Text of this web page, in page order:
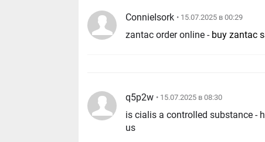
ConnieIsork • 15.07.2025 в 00:29
zantac order online - buy zantac
q5p2w • 15.07.2025 в 08:30
is cialis a controlled substance - https://
us